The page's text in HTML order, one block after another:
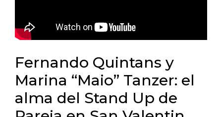
Fernando Quintans y
Marina “Maio” Tanzer: el
alma del Stand Up de